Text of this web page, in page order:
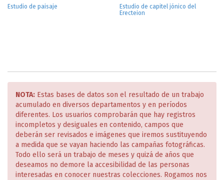
Estudio de paisaje
Estudio de capitel jónico del
Erecteion
NOTA: Estas bases de datos son el resultado de un trabajo
acumulado en diversos departamentos y en períodos
diferentes. Los usuarios comprobarán que hay registros
incompletos y desiguales en contenido, campos que
deberán ser revisados e imágenes que iremos sustituyendo
a medida que se vayan haciendo las campañas fotográficas.
Todo ello será un trabajo de meses y quizá de años que
deseamos no demore la accesibilidad de las personas
interesadas en conocer nuestras colecciones. Rogamos nos